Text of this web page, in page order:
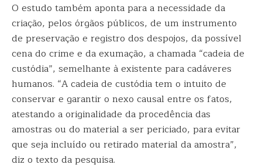
O estudo também aponta para a necessidade da
criação, pelos órgãos públicos, de um instrumento
de preservação e registro dos despojos, da possível
cena do crime e da exumação, a chamada “cadeia de
custódia”, semelhante à existente para cadáveres
humanos. “A cadeia de custódia tem o intuito de
conservar e garantir o nexo causal entre os fatos,
atestando a originalidade da procedência das
amostras ou do material a ser periciado, para evitar
que seja incluído ou retirado material da amostra”,
diz o texto da pesquisa.